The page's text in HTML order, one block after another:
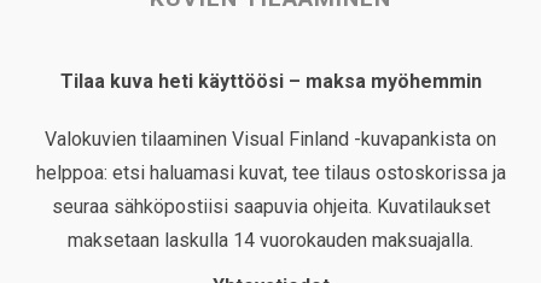
Tilaa kuva heti käyttöösi – maksa myöhemmin
Valokuvien tilaaminen Visual Finland -kuvapankista on
helppoa: etsi haluamasi kuvat, tee tilaus ostoskorissa ja
seuraa sähköpostiisi saapuvia ohjeita. Kuvatilaukset
maksetaan laskulla 14 vuorokauden maksuajalla.